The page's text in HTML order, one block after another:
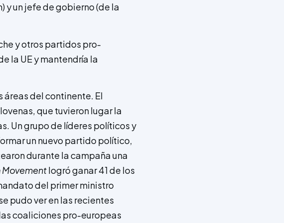
y un jefe de gobierno (de la
y otros partidos pro-
la UE y mantendría la
áreas del continente. El
que tuvieron lugar la
Un grupo de líderes políticos y
un nuevo partido político,
durante la campaña una
Movementlogró ganar 41 de los
del primer ministro
pudo ver en las recientes
coaliciones pro-europeas